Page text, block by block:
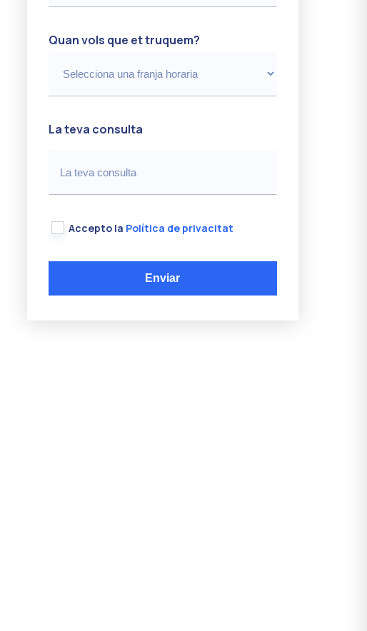
Quan vols que et truquem?
La teva consulta
Accepto la Política de privacitat